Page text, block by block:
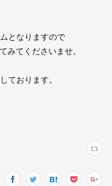
となりますので
みてくださいませ。
ております。